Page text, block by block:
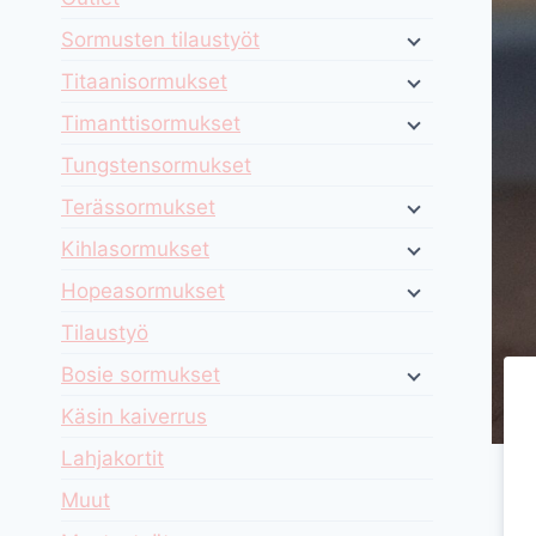
Sormusten tilaustyöt
Titaanisormukset
Timanttisormukset
Tungstensormukset
Terässormukset
Kihlasormukset
Hopeasormukset
Tilaustyö
Bosie sormukset
Käsin kaiverrus
Lahjakortit
Muut